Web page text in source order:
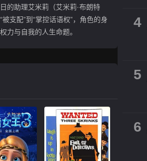
的助理艾米莉（艾米莉·布朗特
支配”到“掌控话语权”，角色的身
力与自我的人生命题。
4
5
6